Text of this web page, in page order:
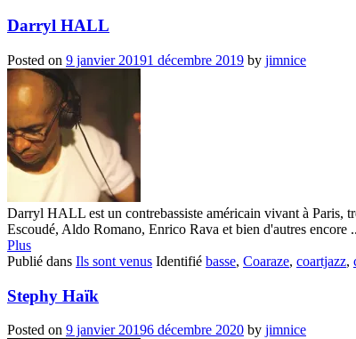
Darryl HALL
Posted on 9 janvier 20191 décembre 2019 by jimnice
Darryl HALL est un contrebassiste américain vivant à Paris,
Escoudé, Aldo Romano, Enrico Rava et bien d'autres encore
Plus
Publié dans Ils sont venus Identifié basse, Coaraze, coartjazz,
Stephy Haïk
Posted on 9 janvier 20196 décembre 2020 by jimnice